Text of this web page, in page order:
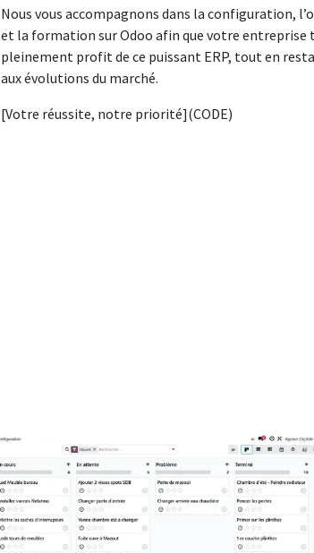
Nous vous accompagnons dans la configuration,
et la formation sur Odoo afin que votre entreprise
pleinement profit de ce puissant ERP, tout en
aux évolutions du marché.
[Votre réussite, notre priorité](CODE)